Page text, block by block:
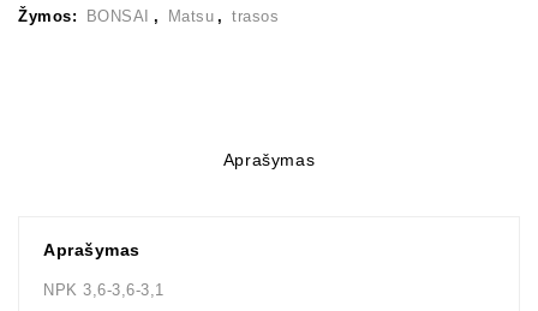
Žymos: BONSAI , Matsu , trasos
Aprašymas
Aprašymas
NPK 3,6-3,6-3,1